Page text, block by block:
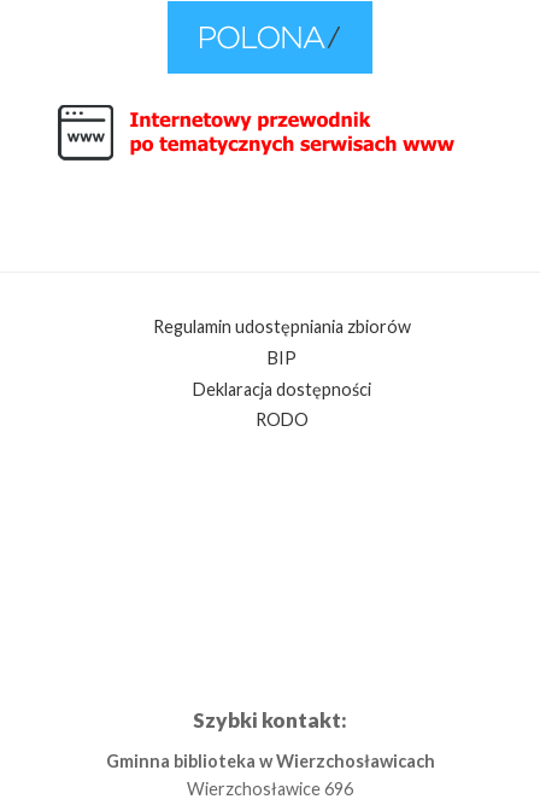
Regulamin udostępniania zbiorów
BIP
Deklaracja dostępności
RODO
Szybki kontakt:
Gminna biblioteka w Wierzchosławicach
Wierzchosławice 696